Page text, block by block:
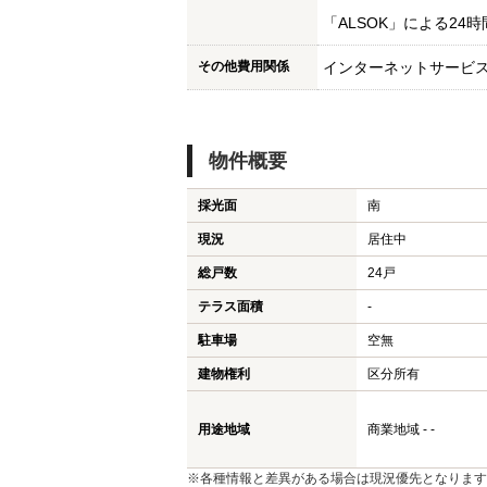
「ALSOK」による24
その他費用関係 インターネットサービ
物件概要
採光面 南
現況 居住中
総戸数 24戸
テラス面積 -
駐車場 空無
建物権利 区分所有
用途地域 商業地域 - -
※各種情報と差異がある場合は現況優先となります